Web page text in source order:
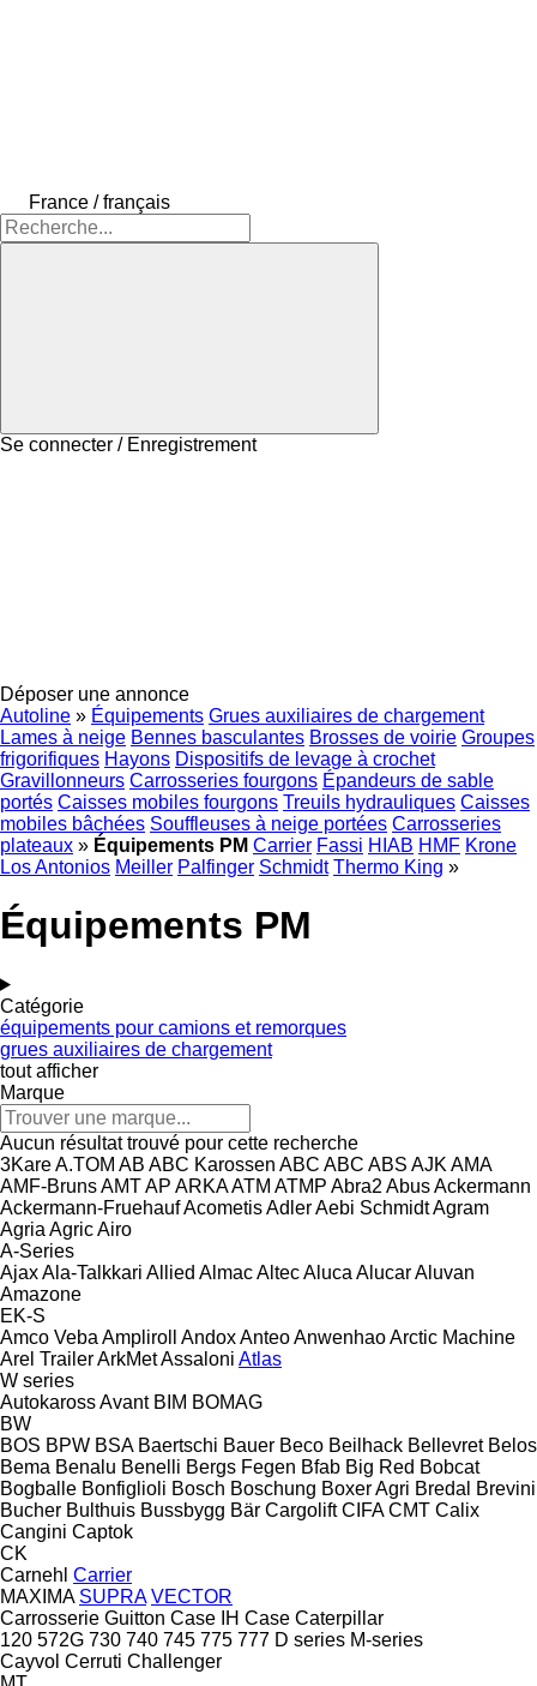
France / français
Se connecter / Enregistrement
Déposer une annonce
Autoline » Équipements Grues auxiliaires de chargement
Lames à neige Bennes basculantes Brosses de voirie Groupes
frigorifiques Hayons Dispositifs de levage à crochet
Gravillonneurs Carrosseries fourgons Épandeurs de sable
portés Caisses mobiles fourgons Treuils hydrauliques Caisses
mobiles bâchées Souffleuses à neige portées Carrosseries
plateaux » Équipements PM Carrier Fassi HIAB HMF Krone
Los Antonios Meiller Palfinger Schmidt Thermo King »
Équipements PM
Catégorie
équipements pour camions et remorques
grues auxiliaires de chargement
tout afficher
Marque
Aucun résultat trouvé pour cette recherche
3KareA.TOM AB ABC Karossen ABC ABC ABS AJK AMA
AMF-BrunsAMTAP ARKAATM ATMP Abra2 AbusAckermann
Ackermann-FruehaufAcometisAdlerAebi SchmidtAgram
Agria AgricAiro
A-Series
AjaxAla-Talkkari Allied AlmacAltecAluca AlucarAluvan
Amazone
EK-S
Amco Veba Ampliroll AndoxAnteoAnwenhaoArctic Machine
Arel TrailerArkMetAssaloni Atlas
W series
AutokarossAvant BIM BOMAG
BW
BOS BPW BSA Baertschi Bauer Beco Beilhack Bellevret Belos
Bema Benalu Benelli Bergs Fegen Bfab Big Red Bobcat
Bogballe Bonfiglioli Bosch Boschung Boxer Agri Bredal
Brevini
Bucher Bulthuis Bussbygg Bär Cargolift CIFA CMT Calix
Cangini Captok
CK
Carnehl Carrier
MAXIMA SUPRA VECTOR
Carrosserie Guitton Case IH Case Caterpillar
120 572G 730 740 745 775 777 D series M-series
Cayvol Cerruti Challenger